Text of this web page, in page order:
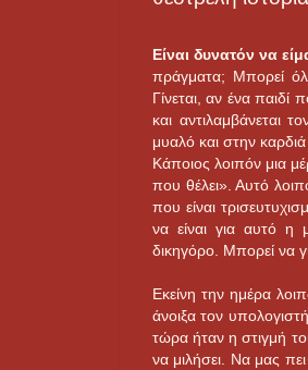
Είναι δυνατόν να
πράγματα; Μπορεί όλα
Γίνεται, αν ένα παιδί
και αντιλαμβάνεται
μυαλό και στην
Κάποιος λοιπόν μια
που θέλει». Αυτό
που είναι
να είναι για αυτό η
δικηγόρο. Μπορεί να
Εκείνη την ημέρα
άνοιξα τον
τώρα ήταν η στιγμή
να μιλήσει. Να μας